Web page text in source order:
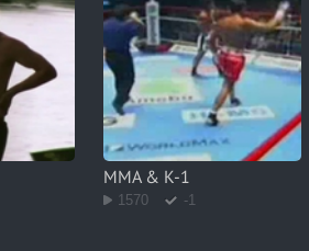
MMA & K-1
1570 -1